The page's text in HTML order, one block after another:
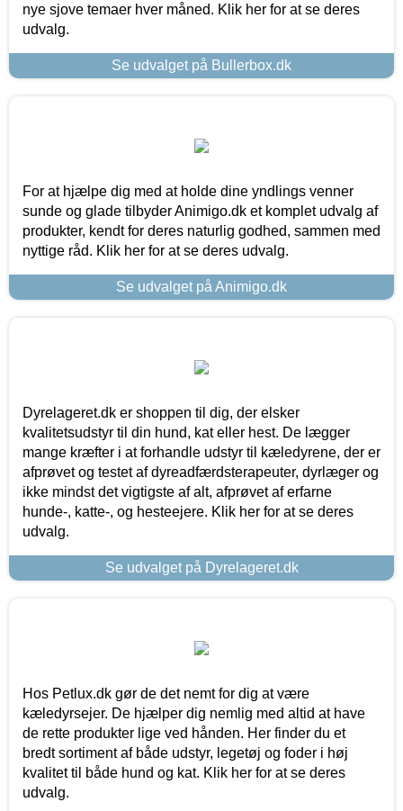
nye sjove temaer hver måned. Klik her for at se deres
udvalg.
Se udvalget på Bullerbox.dk
For at hjælpe dig med at holde dine yndlings venner
sunde og glade tilbyder Animigo.dk et komplet udvalg af
produkter, kendt for deres naturlig godhed, sammen med
nyttige råd. Klik her for at se deres udvalg.
Se udvalget på Animigo.dk
Dyrelageret.dk er shoppen til dig, der elsker
kvalitetsudstyr til din hund, kat eller hest. De lægger
mange kræfter i at forhandle udstyr til kæledyrene, der er
afprøvet og testet af dyreadfærdsterapeuter, dyrlæger og
ikke mindst det vigtigste af alt, afprøvet af erfarne
hunde-, katte-, og hesteejere. Klik her for at se deres
udvalg.
Se udvalget på Dyrelageret.dk
Hos Petlux.dk gør de det nemt for dig at være
kæledyrsejer. De hjælper dig nemlig med altid at have
de rette produkter lige ved hånden. Her finder du et
bredt sortiment af både udstyr, legetøj og foder i høj
kvalitet til både hund og kat. Klik her for at se deres
udvalg.